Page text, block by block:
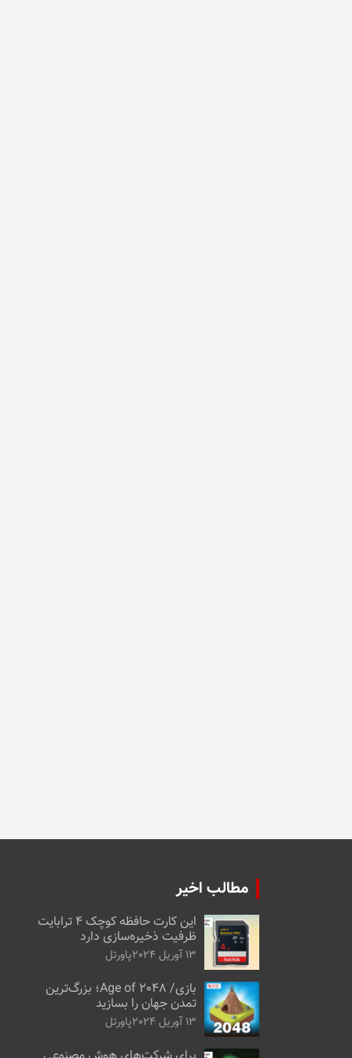
مطالب اخیر
این کارت حافظه کوچک ۴ ترابایت
ظرفیت ذخیره‌سازی دارد
13 آوریل 2024 پاورتل
بازی/ Age of 2048؛ بزرگ‌ترین
تمدن جهان را بسازید
13 آوریل 2024 پاورتل